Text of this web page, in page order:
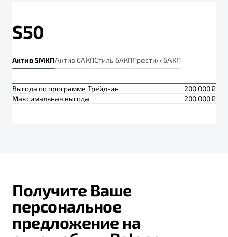
S50
Актив 5МКПАктив 6АКПСтиль 6АКППрестиж 6АКП
Выгода по программе Трейд-ин
200 000 ₽
Максимальная выгода
200 000 ₽
Получите Ваше
персональное
предложение на